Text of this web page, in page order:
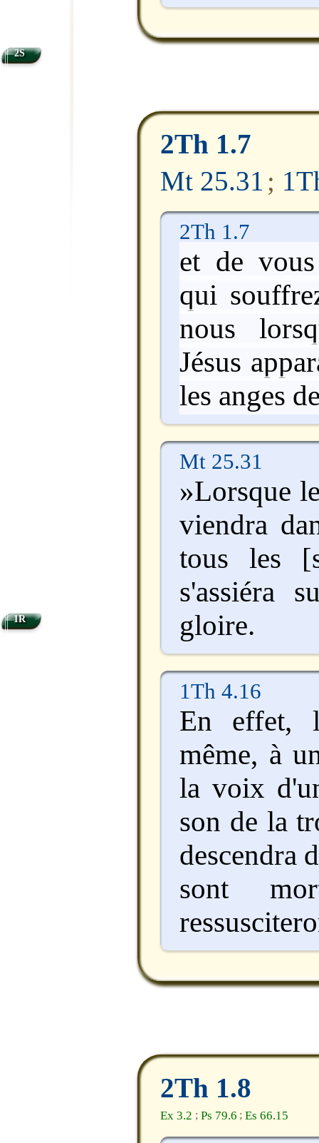
2Th 1.7
Mt 25.31;
2Th 1.7
et de
qui
nous
Jésus
les anges
Mt 25.31
»Lorsque
viendra
tous les
s'assiéra
gloire.
1Th 4.16
En effet,
même, à
la voix
son de la
descendra
sont
2Th 1.8
Ex 3.2 ; Ps 79.6 ; Es 66.15
2S
1R